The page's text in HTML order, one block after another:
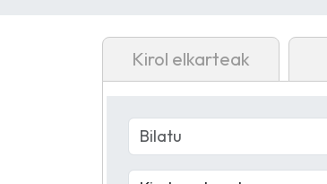
Kirol elkarteak